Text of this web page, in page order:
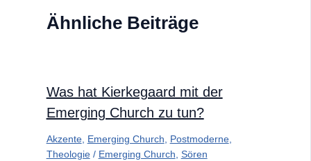
Ähnliche Beiträge
Was hat Kierkegaard mit der
Emerging Church zu tun?
Akzente, Emerging Church, Postmoderne,
Theologie/ Emerging Church, Sören